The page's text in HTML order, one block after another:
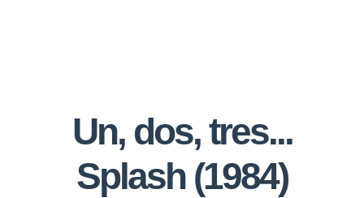
Un, dos, tres...
Splash (1984)